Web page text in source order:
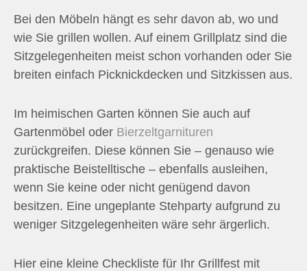
Bei den Möbeln hängt es sehr davon ab, wo und
wie Sie grillen wollen. Auf einem Grillplatz sind die
Sitzgelegenheiten meist schon vorhanden oder Sie
breiten einfach Picknickdecken und Sitzkissen aus.
Im heimischen Garten können Sie auch auf
Gartenmöbel oder Bierzeltgarnituren
zurückgreifen. Diese können Sie – genauso wie
praktische Beistelltische – ebenfalls ausleihen,
wenn Sie keine oder nicht genügend davon
besitzen. Eine ungeplante Stehparty aufgrund zu
weniger Sitzgelegenheiten wäre sehr ärgerlich.
Hier eine kleine Checkliste für Ihr Grillfest mit